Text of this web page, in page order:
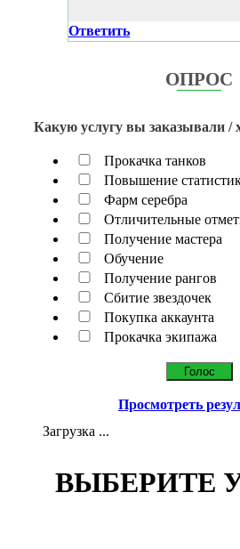
Ответить
ОПРОС
Какую услугу вы заказывали /
Прокачка танков
Повышение
Фарм серебра
Отличительные
Получение мастера
Обучение
Получение рангов
Сбитие звездочек
Покупка аккаунта
Прокачка экипажа
Просмотреть
Загрузка ...
ВЫБЕРИТЕ